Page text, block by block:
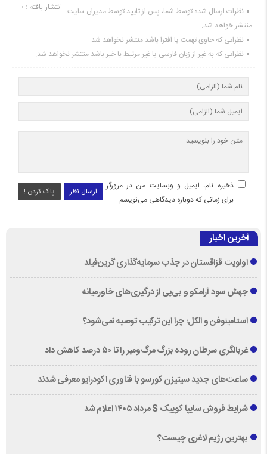
انتشار یافته : 0 نظرات ارسال شده توسط شما، پس از تایید توسط مدیران سایت
منتشر خواهد شد.
نظراتی که حاوی تهمت یا افترا باشد منتشر نخواهد شد.
نظراتی که به غیر از زبان فارسی یا غیر مرتبط با خبر باشد منتشر نخواهد شد.
ارسال نظر پاک کردن !
ذخیره نام، ایمیل و وبسایت من در مرورگر
برای زمانی که دوباره دیدگاهی می‌نویسم.
آخرین اخبار
اولویت قزاقستان در جذب سرمایه‌گذاری گرین‌فیلد
جهش سود آرامکو و بی‌پی از درگیری‌های خاورمیانه
استامینوفن و الکل؛ چرا این ترکیب توصیه نمی‌شود؟
غربالگری سرطان روده بزرگ مرگ‌ومیر را تا ۵۰ درصد کاهش داد
ساعت‌های جدید سیتیزن کورسو با فناوری اکودرایو معرفی شدند
شرایط فروش سایپا کوییک S مرداد ۱۴۰۵ اعلام شد
بهترین رژیم لاغری چیست؟